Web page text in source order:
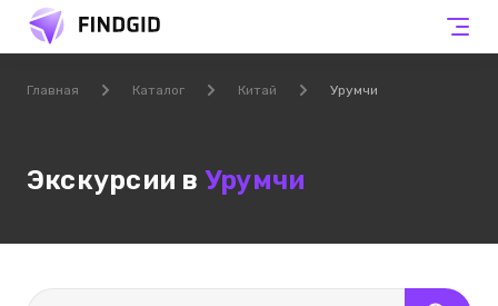
Главная Каталог Китай Урумчи
Экскурсии в Урумчи